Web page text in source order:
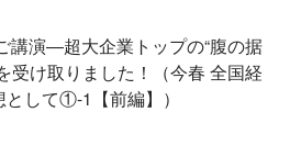
講演―超大企業トップの“腹の据
受け取りました！（今春 全国経
して①-1【前編】）